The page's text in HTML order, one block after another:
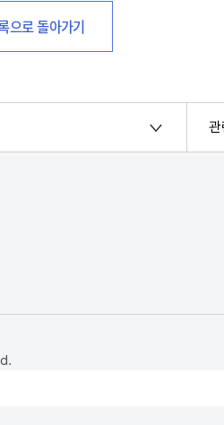
으로 돌아가기